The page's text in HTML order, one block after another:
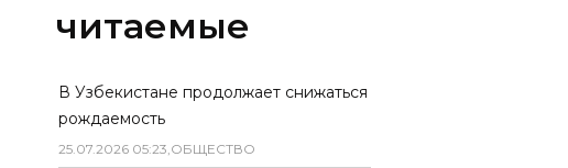
читаемые
В Узбекистане продолжает снижаться
рождаемость
25.07.2026 05:23,ОБЩЕСТВО